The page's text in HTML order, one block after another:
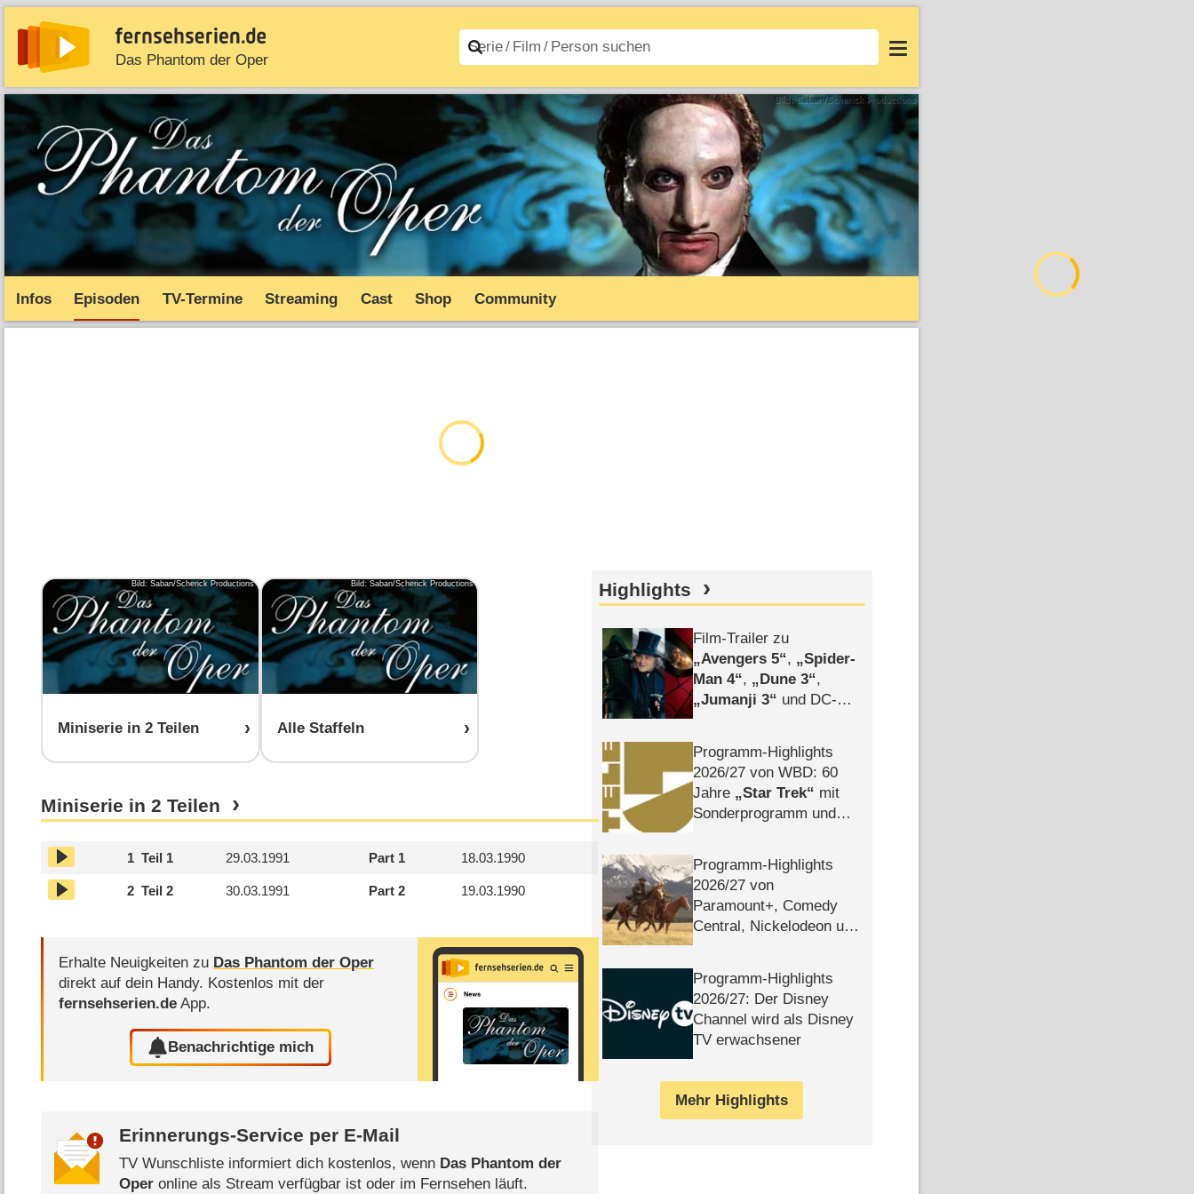
Das Phantom der Oper
News Entdecken Streaming Filme A–Z Login
Infos Episoden TV-Termine Streaming Cast Shop Community
Bild: Saban/Scherick Productions
Miniserie in 2 Teilen
Bild: Saban/Scherick Productions
Alle Staffeln
Miniserie in 2 Teilen
1 Teil 1 29.03.1991 Part 1 18.03.1990
2 Teil 2 30.03.1991 Part 2 19.03.1990
Erhalte Neuigkeiten zu Das Phantom der Oper
direkt auf dein Handy. Kostenlos mit der
fernsehserien.de App.
Benachrichtige mich
Erinnerungs-Service per E-Mail
TV Wunschliste informiert dich kostenlos, wenn Das Phantom der
Operonline als Stream verfügbar ist oder im Fernsehen läuft.
Highlights
Film-Trailer zu
Avengers 5 ,
Spider-
Man 4 , Dune 3 ,
Jumanji 3
und DC-
Programm-Highlights
2026/​27 von WBD: 60
Jahre
Star Trek
mit
Sonderprogramm und
Programm-Highlights
2026/​27 von
Paramount+, Comedy
Central, Nickelodeon und
Programm-Highlights
2026/​27: Der Disney
Channel wird als Disney
TV erwachsener
Mehr Highlights